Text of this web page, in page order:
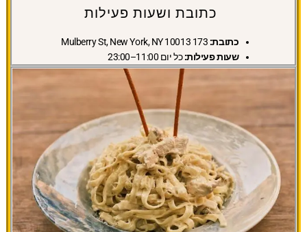
כתובת ושעות פעילות
כתובת:
שעות פעילות:כל יום 11:00–23:00